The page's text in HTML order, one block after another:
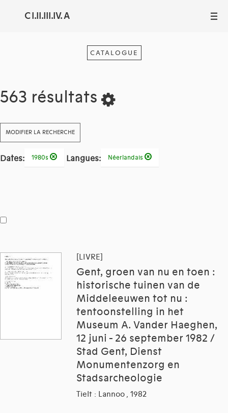
C I.II.III.IV. A III
CATALOGUE
563 résultats
MODIFIER LA RECHERCHE
Dates: 1980s Langues: Néerlandais
[LIVRE]
Gent, groen van nu en toen :
historische tuinen van de
Middeleeuwen tot nu :
tentoonstelling in het
Museum A. Vander Haeghen,
12 juni - 26 september 1982 /
Stad Gent, Dienst
Monumentenzorg en
Stadsarcheologie
Tielt : Lannoo , 1982